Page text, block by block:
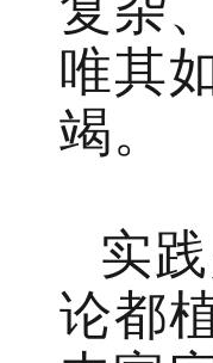
唯其
竭。
实
论都